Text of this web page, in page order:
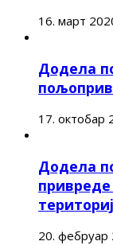
16. март
Додела
17. октобар
Додела
20. фебруар